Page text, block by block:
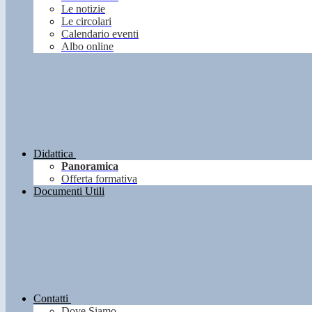
Le notizie
Le circolari
Calendario eventi
Albo online
Didattica
Panoramica
Offerta formativa
Documenti Utili
Contatti